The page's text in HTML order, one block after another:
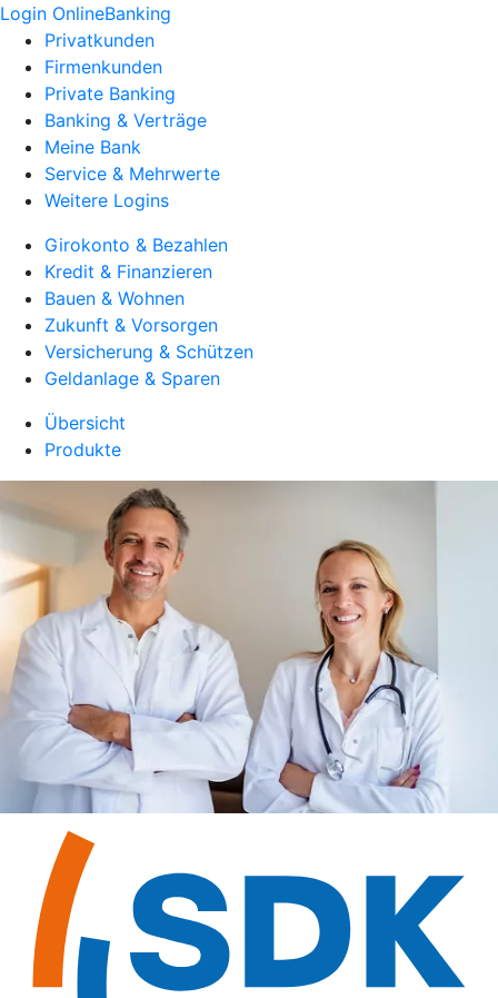
Login OnlineBanking
Privatkunden
Firmenkunden
Private Banking
Banking & Verträge
Meine Bank
Service & Mehrwerte
Weitere Logins
Girokonto & Bezahlen
Kredit & Finanzieren
Bauen & Wohnen
Zukunft & Vorsorgen
Versicherung & Schützen
Geldanlage & Sparen
Übersicht
Produkte